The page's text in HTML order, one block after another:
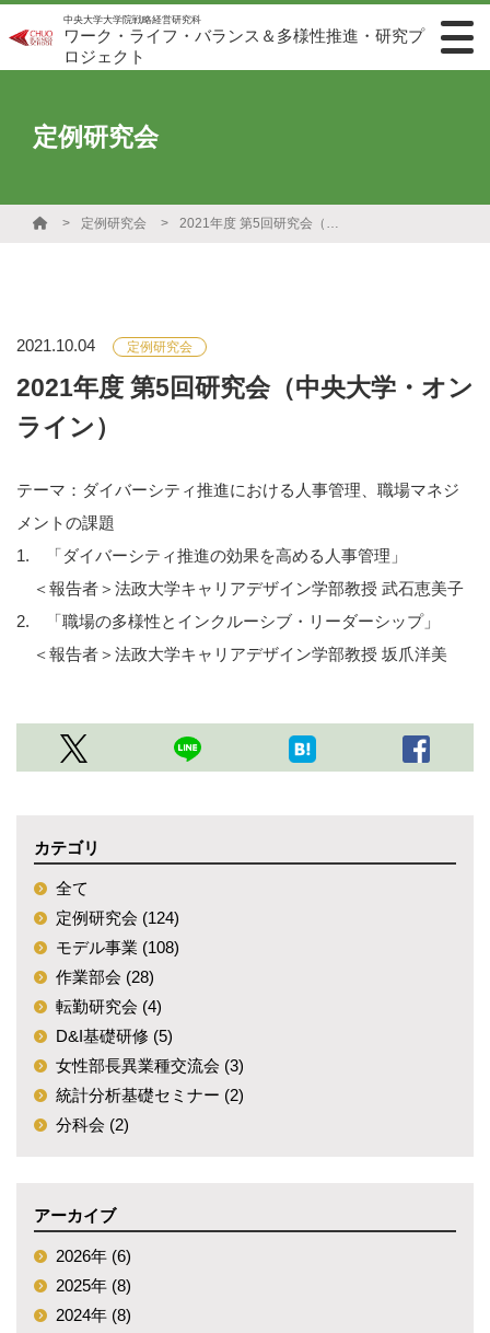
中央大学大学院戦略経営研究科
ワーク・ライフ・バランス＆多様性推進・研究プ
ロジェクト
定例研究会
定例研究会 2021年度 第5回研究会（中央大学・オンライン）
2021.10.04 定例研究会
2021年度 第5回研究会（中央大学・オン
ライン）
テーマ：ダイバーシティ推進における人事管理、職場マネジ
メントの課題
1. 「ダイバーシティ推進の効果を高める人事管理」
＜報告者＞法政大学キャリアデザイン学部教授 武石恵美子
2. 「職場の多様性とインクルーシブ・リーダーシップ」
＜報告者＞法政大学キャリアデザイン学部教授 坂爪洋美
カテゴリ
全て
定例研究会 (124)
モデル事業 (108)
作業部会 (28)
転勤研究会 (4)
D&I基礎研修 (5)
女性部長異業種交流会 (3)
統計分析基礎セミナー (2)
分科会 (2)
アーカイブ
2026年 (6)
2025年 (8)
2024年 (8)